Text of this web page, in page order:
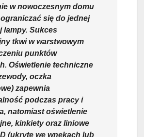
w nowoczesnym domu
się do jednej
lampy. Sukces
tkwi w warstwowym
punktów
Oświetlenie techniczne
oczka
zapewnia
podczas pracy i
natomiast oświetlenie
kinkiety oraz liniowe
(ukryte we wnękach lub